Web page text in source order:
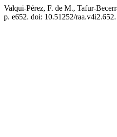
Valqui-Pérez, F. de M., Tafur-
p. e652. doi: 10.51252/raa.v4i2.652.